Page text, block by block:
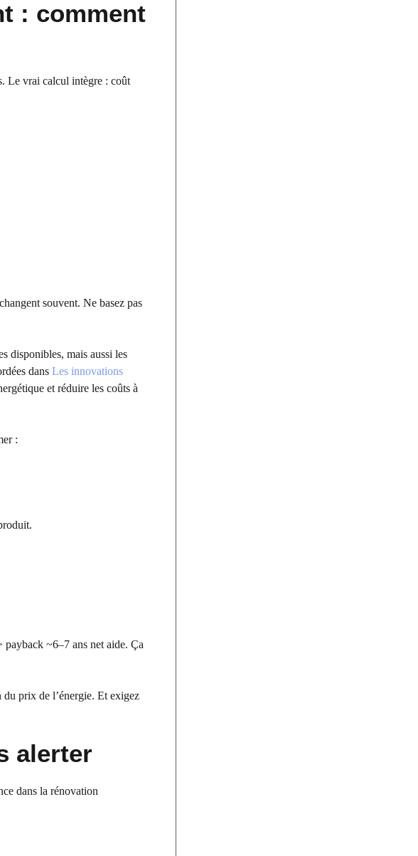
: comment
Le vrai calcul intègre : coût
souvent. Ne basez pas
disponibles, mais aussi les
dans Les innovations
et réduire les coûts à
:
~6–7 ans net aide. Ça
du prix de l’énergie. Et exigez
alerter
dans la rénovation